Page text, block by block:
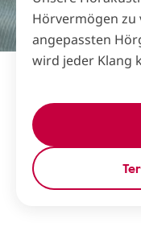
Hörvermögen zu
angepassten
wird jeder Klang